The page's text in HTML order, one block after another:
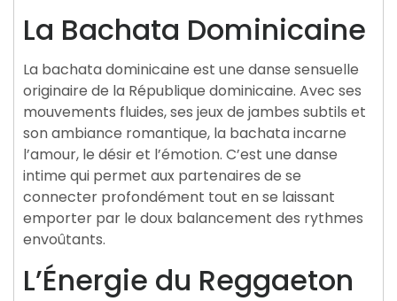
La Bachata Dominicaine
La bachata dominicaine est une danse sensuelle
originaire de la République dominicaine. Avec ses
mouvements fluides, ses jeux de jambes subtils et
son ambiance romantique, la bachata incarne
l’amour, le désir et l’émotion. C’est une danse
intime qui permet aux partenaires de se
connecter profondément tout en se laissant
emporter par le doux balancement des rythmes
envoûtants.
L’Énergie du Reggaeton